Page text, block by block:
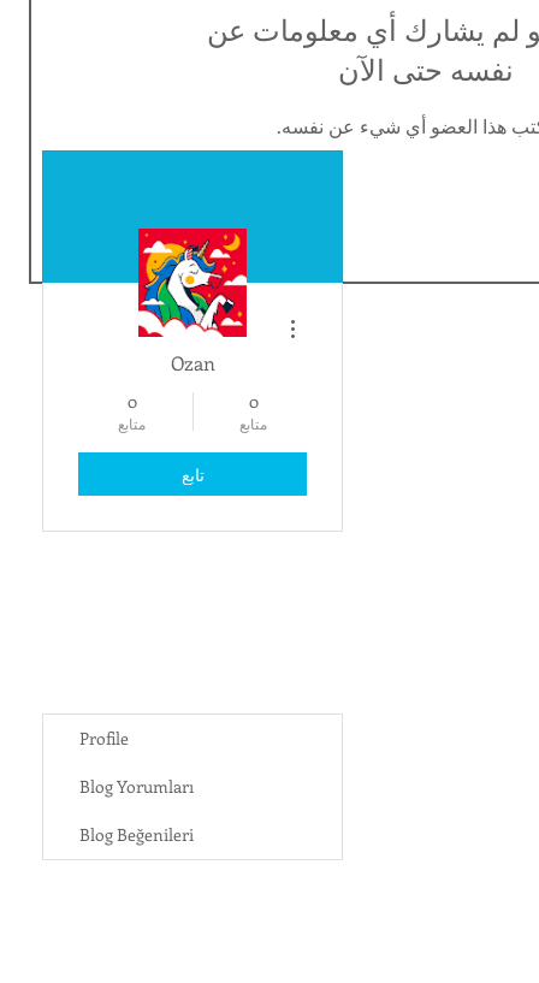
لم يشارك أي معلومات عن
نفسه حتى الآن
هذا العضو أي شيء عن نفسه.
Ozan
0
متابع
0
متابع
تابع
مزيد من الإجراءات
Profile
Blog Yorumları
Blog Beğenileri